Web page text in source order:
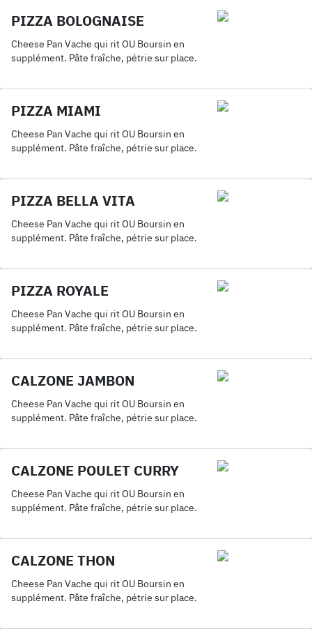
PIZZA BOLOGNAISE
Cheese Pan Vache qui rit OU Boursin en
supplément. Pâte fraîche, pétrie sur place.
PIZZA MIAMI
Cheese Pan Vache qui rit OU Boursin en
supplément. Pâte fraîche, pétrie sur place.
PIZZA BELLA VITA
Cheese Pan Vache qui rit OU Boursin en
supplément. Pâte fraîche, pétrie sur place.
PIZZA ROYALE
Cheese Pan Vache qui rit OU Boursin en
supplément. Pâte fraîche, pétrie sur place.
CALZONE JAMBON
Cheese Pan Vache qui rit OU Boursin en
supplément. Pâte fraîche, pétrie sur place.
CALZONE POULET CURRY
Cheese Pan Vache qui rit OU Boursin en
supplément. Pâte fraîche, pétrie sur place.
CALZONE THON
Cheese Pan Vache qui rit OU Boursin en
supplément. Pâte fraîche, pétrie sur place.